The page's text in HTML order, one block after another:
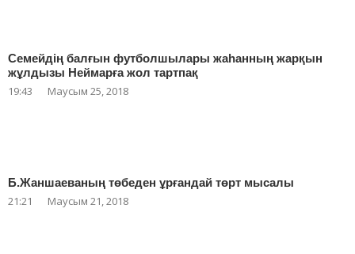
Семейдің балғын футболшылары жаһанның жарқын
жұлдызы Неймарға жол тартпақ
19:43 Маусым 25, 2018
Б.Жаншаеваның төбеден ұрғандай төрт мысалы
21:21 Маусым 21, 2018